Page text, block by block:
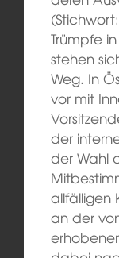
Trümpfe
stehen
Weg. In
vor mit
der
der Wahl
allfälligen
an der